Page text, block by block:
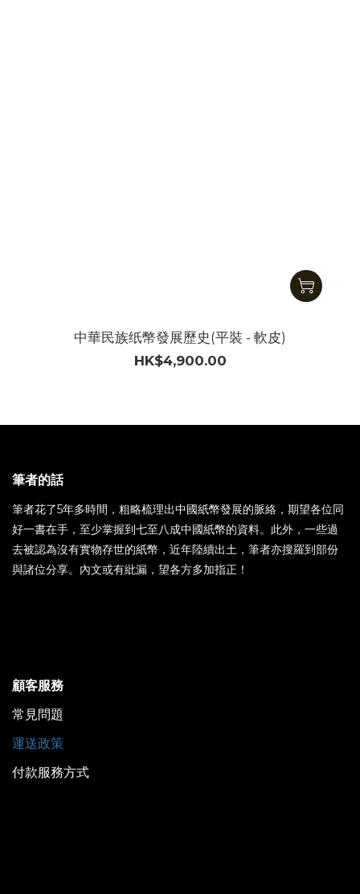
中華民族纸幣發展歷史(平裝 - 軟皮)
HK$4,900.00
筆者的話
筆者花了5年多時間，粗略梳理出中國紙幣發展的脈絡，期望各位同
好一書在手，至少掌握到七至八成中國紙幣的資料。此外，一些過
去被認為沒有實物存世的紙幣，近年陸續出土，筆者亦搜羅到部份
與諸位分享。內文或有紕漏，望各方多加指正！
顧客服務
常見問題
運送政策
付款服務方式